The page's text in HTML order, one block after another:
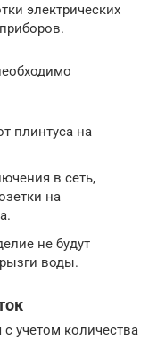
электрических
плинтуса на
в сеть,
на
не будут
воды.
учетом количества